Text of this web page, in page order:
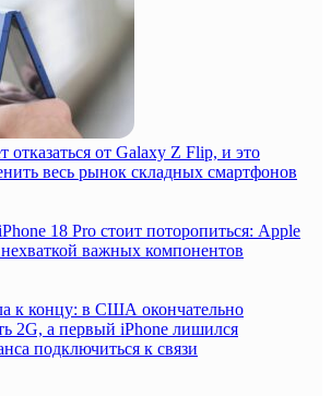
отказаться от Galaxy Z Flip, и это
весь рынок складных смартфонов
18 Pro стоит поторопиться: Apple
нехваткой важных компонентов
к концу: в США окончательно
2G, а первый iPhone лишился
подключиться к связи